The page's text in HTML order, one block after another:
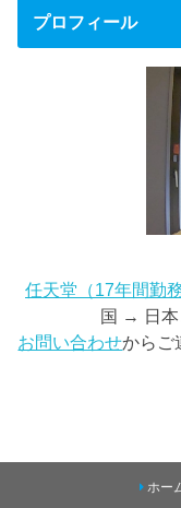
プロフィール
任天堂（17年間勤務
国 → 日本
お問い合わせからご
ホー